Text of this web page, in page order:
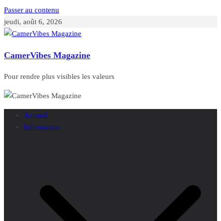
Passer au contenu
jeudi, août 6, 2026
CamerVibes Magazine
Pour rendre plus visibles les valeurs
Accueil
Information